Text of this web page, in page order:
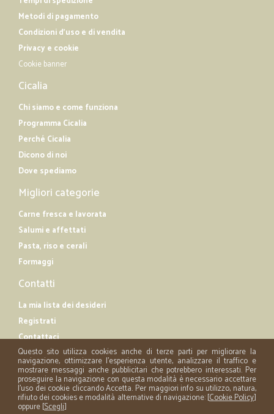
Metodi di pagamento
Condizioni d'uso e di vendita
Privacy e cookie
Cookie banner
Cicalia
Chi siamo e come funziona
Programma Cicalia
Perché Cicalia
Dicono di noi
Dove spediamo
Migliori categorie
Carne fresca e lavorata
Salumi e affettati
Pasta, riso e cerali
Formaggi
Contatti
La mia lista dei desideri
Registrati
Contattaci
Questo sito utilizza cookies anche di terze parti per migliorare la
navigazione, ottimizzare l'esperienza utente, analizzare il traffico e
mostrare messaggi anche pubblicitari che potrebbero interessati. Per
proseguire la navigazione con questa modalità è necessario accettare
l'uso dei cookie cliccando Accetta. Per maggiori info su utilizzo, natura,
rifiuto dei cookies e modalità alternative di navigazione: [Cookie Policy]
oppure [Scegli]